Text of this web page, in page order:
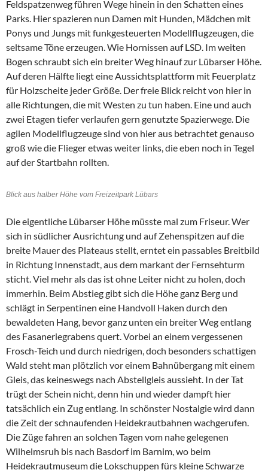
Feldspatzenweg führen Wege hinein in den Schatten eines
Parks. Hier spazieren nun Damen mit Hunden, Mädchen mit
Ponys und Jungs mit funkgesteuerten Modellflugzeugen, die
seltsame Töne erzeugen. Wie Hornissen auf LSD. Im weiten
Bogen schraubt sich ein breiter Weg hinauf zur Lübarser Höhe.
Auf deren Hälfte liegt eine Aussichtsplattform mit Feuerplatz
für Holzscheite jeder Größe. Der freie Blick reicht von hier in
alle Richtungen, die mit Westen zu tun haben. Eine und auch
zwei Etagen tiefer verlaufen gern genutzte Spazierwege. Die
agilen Modellflugzeuge sind von hier aus betrachtet genauso
groß wie die Flieger etwas weiter links, die eben noch in Tegel
auf der Startbahn rollten.
Blick aus halber Höhe vom Freizeitpark Lübars
Die eigentliche Lübarser Höhe müsste mal zum Friseur. Wer
sich in südlicher Ausrichtung und auf Zehenspitzen auf die
breite Mauer des Plateaus stellt, erntet ein passables Breitbild
in Richtung Innenstadt, aus dem markant der Fernsehturm
sticht. Viel mehr als das ist ohne Leiter nicht zu holen, doch
immerhin. Beim Abstieg gibt sich die Höhe ganz Berg und
schlägt in Serpentinen eine Handvoll Haken durch den
bewaldeten Hang, bevor ganz unten ein breiter Weg entlang
des Fasaneriegrabens quert. Vorbei an einem vergessenen
Frosch-Teich und durch niedrigen, doch besonders schattigen
Wald steht man plötzlich vor einem Bahnübergang mit einem
Gleis, das keineswegs nach Abstellgleis aussieht. In der Tat
trügt der Schein nicht, denn hin und wieder dampft hier
tatsächlich ein Zug entlang. In schönster Nostalgie wird dann
die Zeit der schnaufenden Heidekrautbahnen wachgerufen.
Die Züge fahren an solchen Tagen vom nahe gelegenen
Wilhelmsruh bis nach Basdorf im Barnim, wo beim
Heidekrautmuseum die Lokschuppen fürs kleine Schwarze